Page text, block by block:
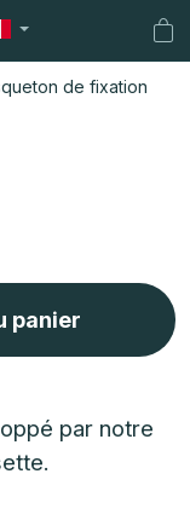
de fixation
panier
par notre